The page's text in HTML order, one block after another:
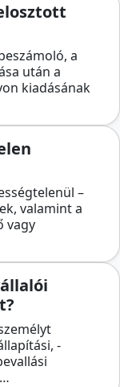
a
után a
kiadásának
–
valamint a
vagy
-